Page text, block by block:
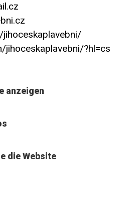
jihoceskaplavebni/?hl=cs
anzeigen
die Website